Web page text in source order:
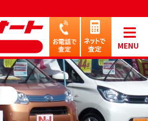
MENU